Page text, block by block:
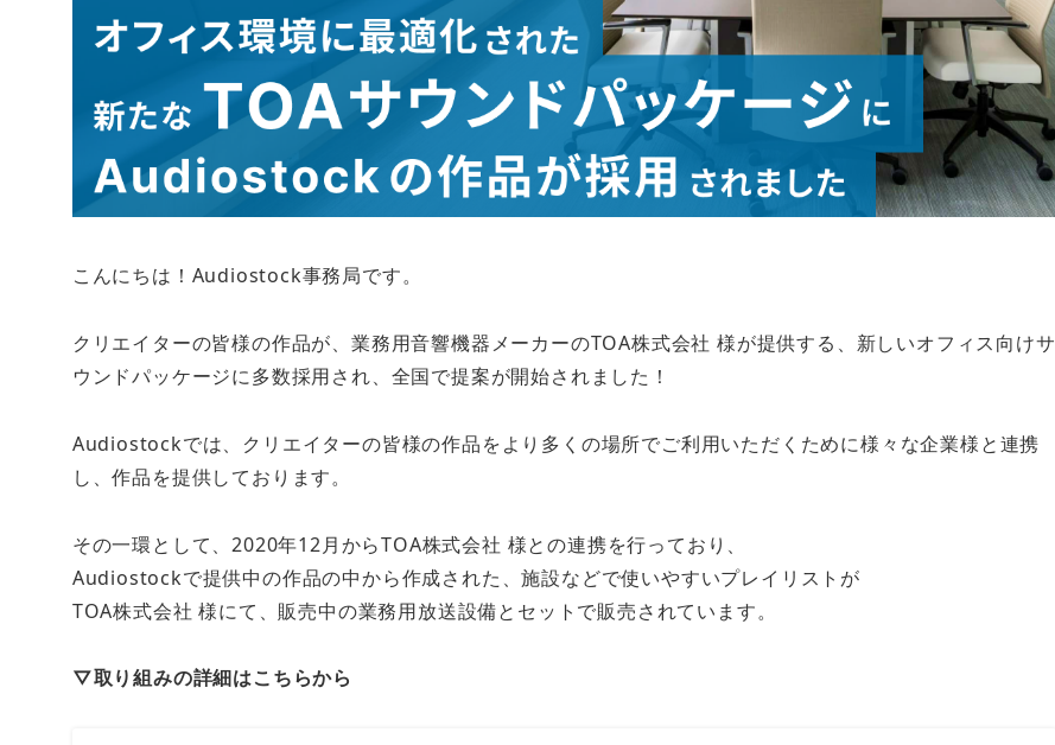
こんにちは！Audiostock事務局です。
クリエイターの皆様の作品が、業務用音響機器メーカーのTOA株式会社 様が提供する、新しいオフィス向けサ
ウンドパッケージに多数採用され、全国で提案が開始されました！
Audiostockでは、クリエイターの皆様の作品をより多くの場所でご利用いただくために様々な企業様と連携
し、作品を提供しております。
その一環として、2020年12月からTOA株式会社 様との連携を行っており、
Audiostockで提供中の作品の中から作成された、施設などで使いやすいプレイリストが
TOA株式会社 様にて、販売中の業務用放送設備とセットで販売されています。
▽取り組みの詳細はこちらから